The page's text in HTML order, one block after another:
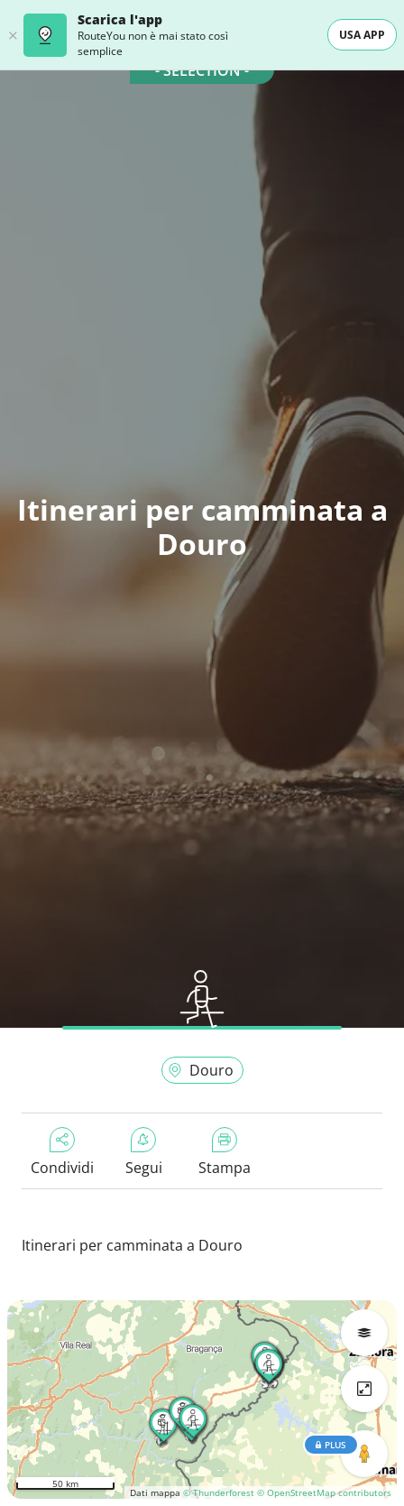
Scarica l'app
RouteYou non è mai stato così
semplice
USA APP
- SELECTION -
Itinerari per camminata a
Douro
Douro
Condividi Segui Stampa
Itinerari per camminata a Douro
Dati mappa © Thunderforest © OpenStreetMap contributors
PLUS
50 km